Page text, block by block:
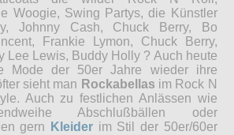
Woogie, Swing Partys, die Künstler
Johnny Cash, Chuck Berry, Bo
Frankie Lymon, Chuck Berry,
Lee Lewis, Buddy Holly ? Auch heute
Mode der 50er Jahre wieder ihre
sieht man Rockabellas im Rock N
Auch zu festlichen Anlässen wie
Abschlußbällen oder
gern
Kleiderim Stil der 50er/60er